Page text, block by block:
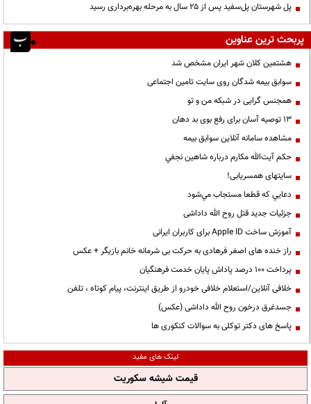
پل شهرستان پل‌سفید پس از ۲۵ سال به مرحله بهره‌برداری رسید
پربحث ترین عناوین
هشتمین کلان شهر ایران مشخص شد
سوابق بیمه شدگان روی سایت تامین اجتماعی
همجنس گرایی در شبکه من و تو
13 توصیه آسان برای رفع بوی بد دهان
مشاهده سامانه آنلاين سوابق بیمه
حكم آيت‌الله مكارم درباره شاهين نجفي
سایتهای همسریابی!
دعايي كه قطعا مستجاب مي‌شود
جزئیات جدید قتل روح الله داداشی
آموزش ساخت Apple ID برای کاربران ایرانی
راز خنده های اصغر فرهادی به حرکت بی شرمانه خانم بازیگر + عکس
پرداخت ۱۰۰ درصد پاداش پایان خدمت فرهنگیان
خلافی آنلاین/استعلام خلافی خودرو از طریق اینترنت، پیام کوتاه ، تلفن
جسدغرق درخون روح الله داداشی (عکس)
پاسخ های دکتر توکلی به سوالات کنکوری ها
لینک های مفید
قیمت شیشه سکوریت